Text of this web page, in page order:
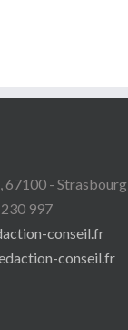
67100 - Strasbourg
997
conseil.fr
conseil.fr